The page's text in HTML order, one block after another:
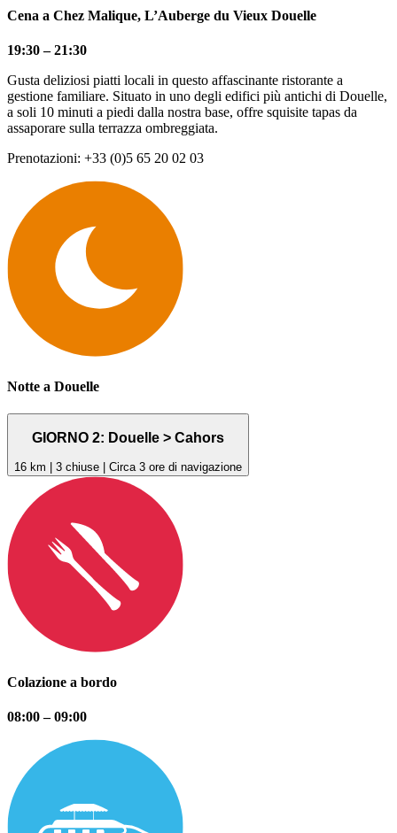
Cena a Chez Malique, L’Auberge du Vieux Douelle
19:30 – 21:30
Gusta deliziosi piatti locali in questo affascinante ristorante a
gestione familiare. Situato in uno degli edifici più antichi di Douelle,
a soli 10 minuti a piedi dalla nostra base, offre squisite tapas da
assaporare sulla terrazza ombreggiata.
Prenotazioni: +33 (0)5 65 20 02 03
Notte a Douelle
GIORNO 2: Douelle > Cahors
16 km | 3 chiuse | Circa 3 ore di navigazione
Colazione a bordo
08:00 – 09:00